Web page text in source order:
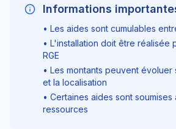
Informations
• Les aides sont cumulables
• L'installation doit être réalisée
RGE
• Les montants peuvent
et la localisation
• Certaines aides sont
ressources